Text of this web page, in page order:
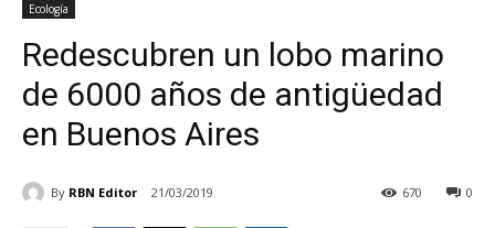
Ecología
Redescubren un lobo marino
de 6000 años de antigüedad
en Buenos Aires
By RBN Editor 21/03/2019 0
670